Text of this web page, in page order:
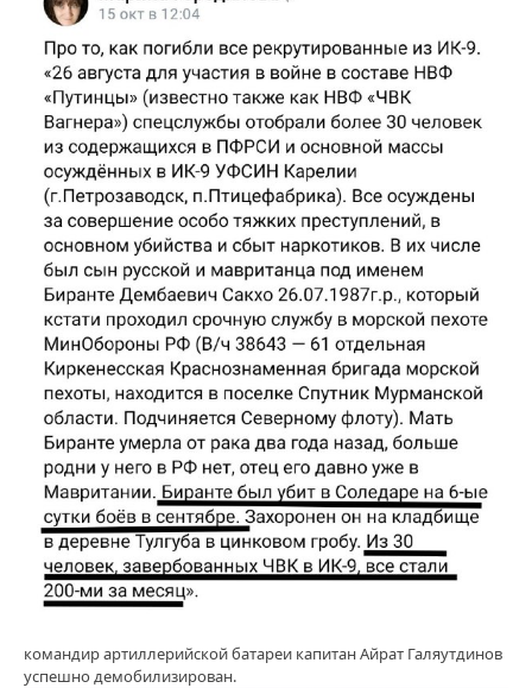
командир артиллерийской батареи капитан Айрат Галяутдинов
успешно демобилизирован.